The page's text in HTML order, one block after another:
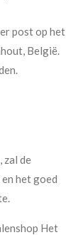
post op het
België.
zal de
het goed
Het